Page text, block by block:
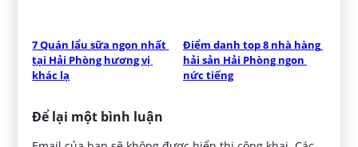
7 Quán lẩu sữa ngon nhất
tại Hải Phòng hương vị
khác lạ
Điểm danh top 8 nhà hàng
hải sản Hải Phòng ngon
nức tiếng
Để lại một bình luận